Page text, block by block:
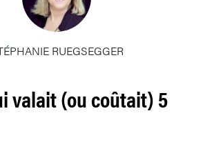
RUEGSEGGER
valait (ou coûtait) 5